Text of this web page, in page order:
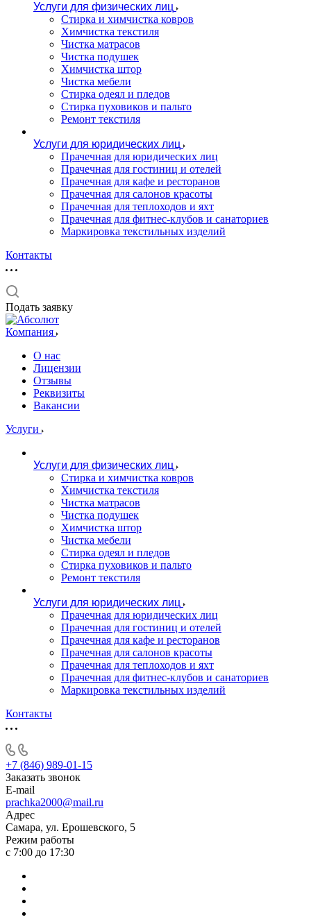
Услуги для физических лиц
Стирка и химчистка ковров
Химчистка текстиля
Чистка матрасов
Чистка подушек
Химчистка штор
Чистка мебели
Cтирка одеял и пледов
Стирка пуховиков и пальто
Ремонт текстиля
Услуги для юридических лиц
Прачечная для юридических лиц
Прачечная для гостиниц и отелей
Прачечная для кафе и ресторанов
Прачечная для салонов красоты
Прачечная для теплоходов и яхт
Прачечная для фитнес-клубов и санаториев
Маркировка текстильных изделий
Контакты
Подать заявку
Компания
О нас
Лицензии
Отзывы
Реквизиты
Вакансии
Услуги
Услуги для физических лиц
Стирка и химчистка ковров
Химчистка текстиля
Чистка матрасов
Чистка подушек
Химчистка штор
Чистка мебели
Cтирка одеял и пледов
Стирка пуховиков и пальто
Ремонт текстиля
Услуги для юридических лиц
Прачечная для юридических лиц
Прачечная для гостиниц и отелей
Прачечная для кафе и ресторанов
Прачечная для салонов красоты
Прачечная для теплоходов и яхт
Прачечная для фитнес-клубов и санаториев
Маркировка текстильных изделий
Контакты
+7 (846) 989-01-15
Заказать звонок
E-mail
prachka2000@mail.ru
Адрес
Самара, ул. Ерошевского, 5
Режим работы
с 7:00 до 17:30